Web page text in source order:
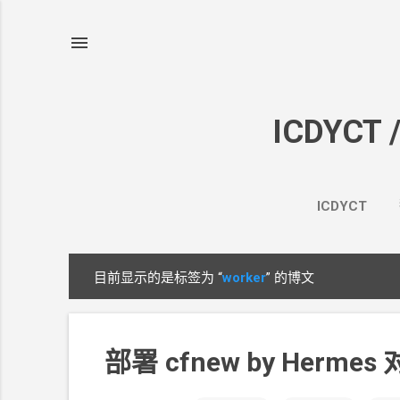
ICDYCT
ICDYCT
文
目前显示的是标签为 “worker” 的博文
部署 cfnew by Hermes